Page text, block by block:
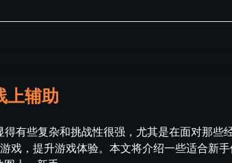
上辅助
有些复杂和挑战性很强，尤其是在面对那
戏，提升游戏体验。本文将介绍一些适合新